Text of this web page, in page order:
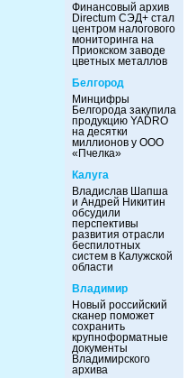
Финансовый архив
Directum СЭД+ стал
центром налогового
мониторинга на
Приокском заводе
цветных металлов
Белгород
Минцифры
Белгорода закупила
продукцию YADRO
на десятки
миллионов у ООО
«Пчелка»
Калуга
Владислав Шапша
и Андрей Никитин
обсудили
перспективы
развития отрасли
беспилотных
систем в Калужской
области
Владимир
Новый российский
сканер поможет
сохранить
крупноформатные
документы
Владимирского
архива